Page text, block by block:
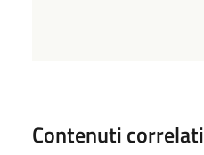
Contenuti correlati